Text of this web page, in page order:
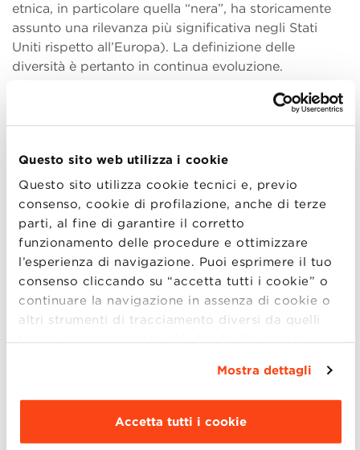
Questo sito web utilizza i cookie
Questo sito utilizza cookie tecnici e, previo
consenso, cookie di profilazione, anche di terze
parti, al fine di garantire il corretto
funzionamento delle procedure e ottimizzare
l’esperienza di navigazione. Puoi esprimere il tuo
consenso cliccando su “accetta tutti i cookie” o
continuare la navigazione in assenza di cookie o
altri strumenti di tracciamento diversi da quelli
tecnici semplicemente chiudendo il presente
Dettagli ”. Per
modificare le impostazioni di navigazione e
scegliere le funzionalità, le terze parti e i cookie
Mostra dettagli
Accetta tutti i cookie
etnica, in particolare quella “nera”, ha storicamente
assunto una rilevanza più significativa negli Stati
Uniti rispetto all’Europa). La definizione delle
diversità è pertanto in continua evoluzione.
Come si fa a trasformare le buone pratiche di D&I
tende a de-enfatizzare la relazione diretta tra
diversità e risultato economico-finanziario. Da questo
punto di vista, maggiori sforzi da parte dellaricerca
accademicasono ancora necessari e sarebbe
auspicabile una maggiorecollaborazione con le
impreseper raccogliere questi dati. Massimizzare la
diversità in azienda non è di per sé una formula
magica: la diversità va gestita per potere dare frutti.
Non si tratta solo diaumentare le persone sotto-
rappresentatein termini numerici, ad esempio
attraverso politiche di reclutamento mirate a
categorie ben precise, ma anche di valutare come la
diversità apportata da queste persone introduca
risorse che consentono all’azienda di
meglio il proprio lavoro.Dal mio punto di vista, è